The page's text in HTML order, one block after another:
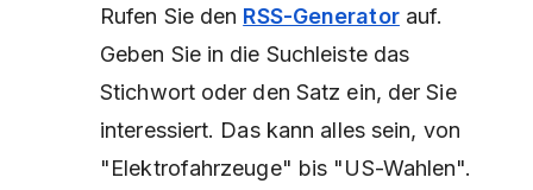
Rufen Sie den RSS-Generatorauf.
Geben Sie in die Suchleiste das
Stichwort oder den Satz ein, der Sie
interessiert. Das kann alles sein, von
"Elektrofahrzeuge" bis "US-Wahlen".